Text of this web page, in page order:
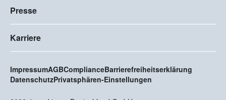
Presse
Karriere
ImpressumAGBComplianceBarrierefreiheitserklärung
DatenschutzPrivatsphären-Einstellungen